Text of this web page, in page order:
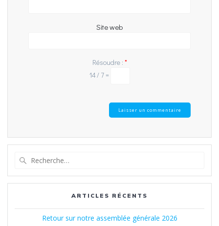
Site web
Résoudre : *
14 ⁄ 7 =
:
ARTICLES RÉCENTS
Retour sur notre assemblée générale 2026